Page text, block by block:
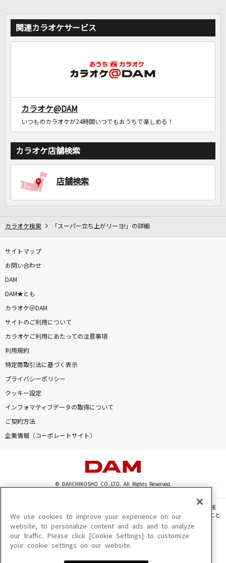
関連カラオケサービス
カラオケ@DAM
いつものカラオケが24時間いつでもおうちで楽しめる！
カラオケ店舗検索
店舗検索
カラオケ検索 「スーパー立ち上がリーヨ!」の詳細
サイトマップ
お問い合わせ
DAM
DAM★とも
カラオケ＠DAM
サイトのご利用について
カラオケご利用にあたっての注意事項
利用規約
特定商取引法に基づく表示
プライバシーポリシー
クッキー設定
インフォマティブデータの取得について
ご契約方法
企業情報（コーポレートサイト）
© DAIICHIKOSHO CO.,LTD. All Rights Reserved.
このサイトに掲載されている一切の文章・画像・写真・動画・音声等を、手段や形態
を問わず、著作権法の定める範囲を超えて無断で複製、転載、ファイル化などすること
を禁じます。
楽曲及びコンテンツは、機種によりご利用いただけない場合があります。
楽曲及びコンテンツの配信日、配信内容が変更になる場合があります。
We use cookies to improve your experience on our
website, to personalize content and ads and to analyze
our traffic. Please click [Cookie Settings] to customize
your cookie settings on our website.